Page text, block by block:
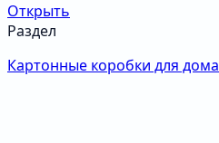
Открыть
Раздел
Картонные коробки для дома